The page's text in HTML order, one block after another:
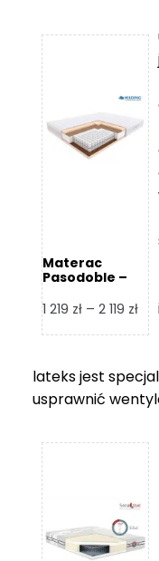
529
do
869
Materac
Pasodoble –
1 219 zł – 2 119 zł
1
do
119 zł
lateks jest
usprawnić